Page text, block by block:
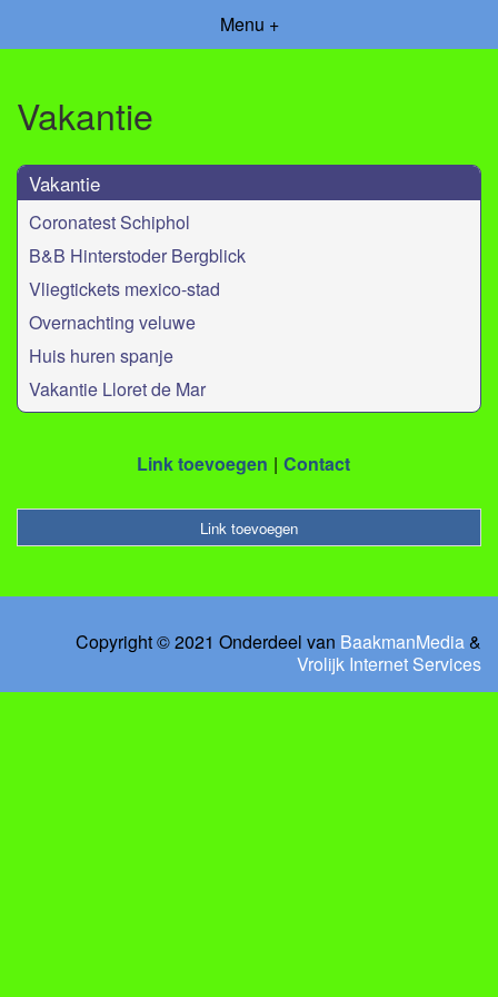
Menu +
Vakantie
Vakantie
Coronatest Schiphol
B&B Hinterstoder Bergblick
Vliegtickets mexico-stad
Overnachting veluwe
Huis huren spanje
Vakantie Lloret de Mar
Link toevoegen Contact
Link toevoegen
Copyright © 2021 Onderdeel van BaakmanMedia&
Vrolijk Internet Services